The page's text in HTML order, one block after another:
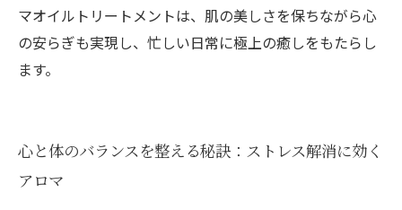
マオイルトリートメントは、肌の美しさを保ちながら心
の安らぎも実現し、忙しい日常に極上の癒しをもたらし
ます。
心と体のバランスを整える秘訣：ストレス解消に効く
アロマ